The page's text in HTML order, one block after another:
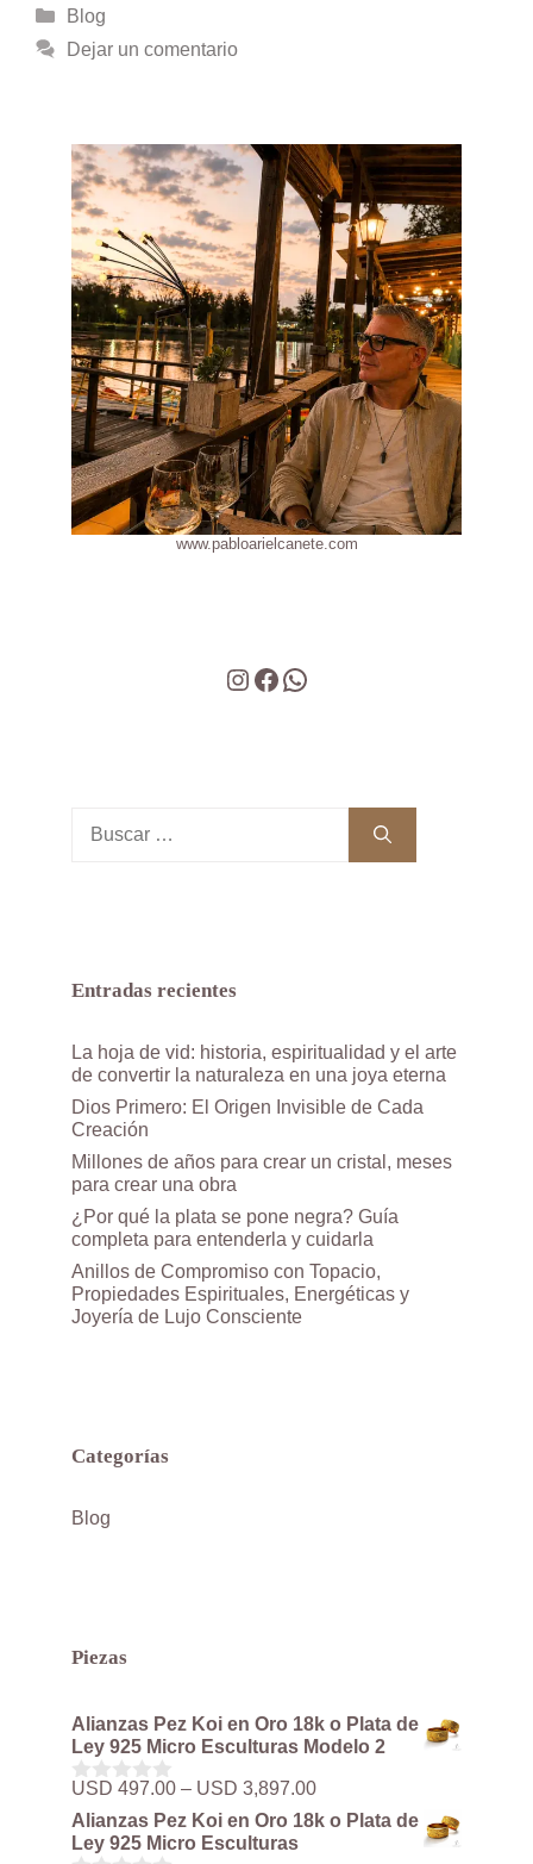
Categorías
Blog
Dejar un comentario
www.pabloarielcanete.com
Instagram
Facebook
WhatsApp
Entradas recientes
La hoja de vid: historia, espiritualidad y el arte
de convertir la naturaleza en una joya eterna
Dios Primero: El Origen Invisible de Cada
Creación
Millones de años para crear un cristal, meses
para crear una obra
¿Por qué la plata se pone negra? Guía
completa para entenderla y cuidarla
Anillos de Compromiso con Topacio,
Propiedades Espirituales, Energéticas y
Joyería de Lujo Consciente
Categorías
Blog
Piezas
Alianzas Pez Koi en Oro 18k o Plata de
Ley 925 Micro Esculturas Modelo 2
0
d
e
5
USD 497.00 – USD 3,897.00Rango
de
precios:
Alianzas Pez Koi en Oro 18k o Plata de
Ley 925 Micro Esculturas